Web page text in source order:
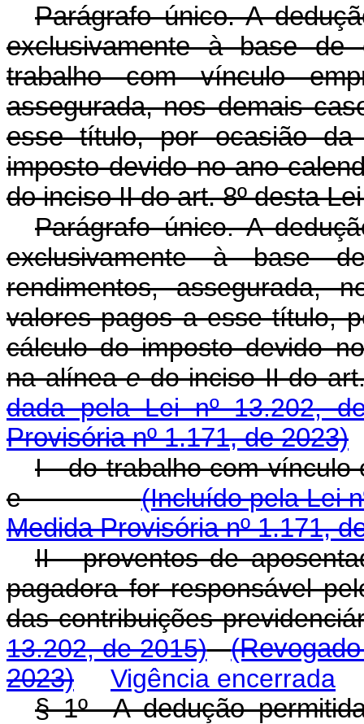
Parágrafo único. A
exclusivamente à base de
trabalho com vínculo
assegurada, nos demais
esse título, por ocasião
imposto devido no ano-
do inciso II do art. 8º desta
Parágrafo único. A
exclusivamente à base
rendimentos, assegurada,
valores pagos a esse título,
cálculo do imposto devido
na alíneaedo inciso II do
dada pela Lei nº 13.202,
Provisória nº 1.171, de 2023)
I - do trabalho com vínculo
e(Incluído pela Lei
Medida Provisória nº 1.171,
II - proventos de
pagadora for responsável
das contribuições
13.202, de 2015)
2023)
Vigência encerrada
§ 1º A dedução